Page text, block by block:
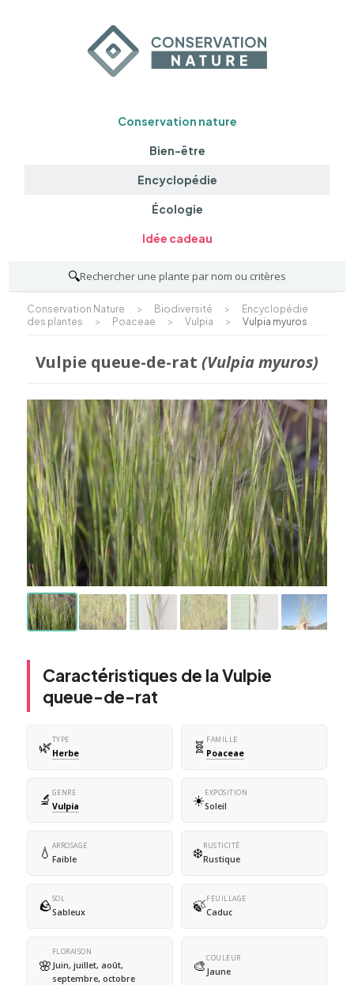
Conservation nature
Bien-être
Encyclopédie
Écologie
Idée cadeau
🔍Rechercher une plante par nom ou critères
Conservation Nature > Biodiversité >
Encyclopédie
des plantes
> Poaceae > Vulpia > Vulpia myuros
Vulpie queue-de-rat (Vulpia myuros)
Caractéristiques de la Vulpie
queue-de-rat
🌿TYPE
Herbe 🧬 FAMILLE
Poaceae
🔬 GENRE
Vulpia ☀️EXPOSITION
Soleil
💧 ARROSAGE
Faible ❄️RUSTICITÉ
Rustique
🪨SOL
Sableux 🍃FEUILLAGE
Caduc
🌸
FLORAISON
Juin, juillet, août,
septembre, octobre
🎨COULEUR
Jaune